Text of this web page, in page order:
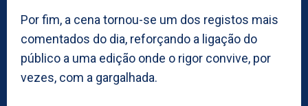
Por fim, a cena tornou-se um dos registos mais
comentados do dia, reforçando a ligação do
público a uma edição onde o rigor convive, por
vezes, com a gargalhada.